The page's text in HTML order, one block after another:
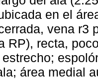
en el
vena r3
RP), recta,
área medial